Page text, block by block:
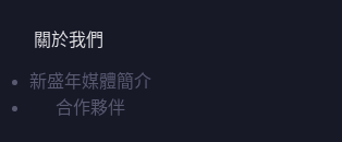
關於我們
新盛年媒體簡介
合作夥伴